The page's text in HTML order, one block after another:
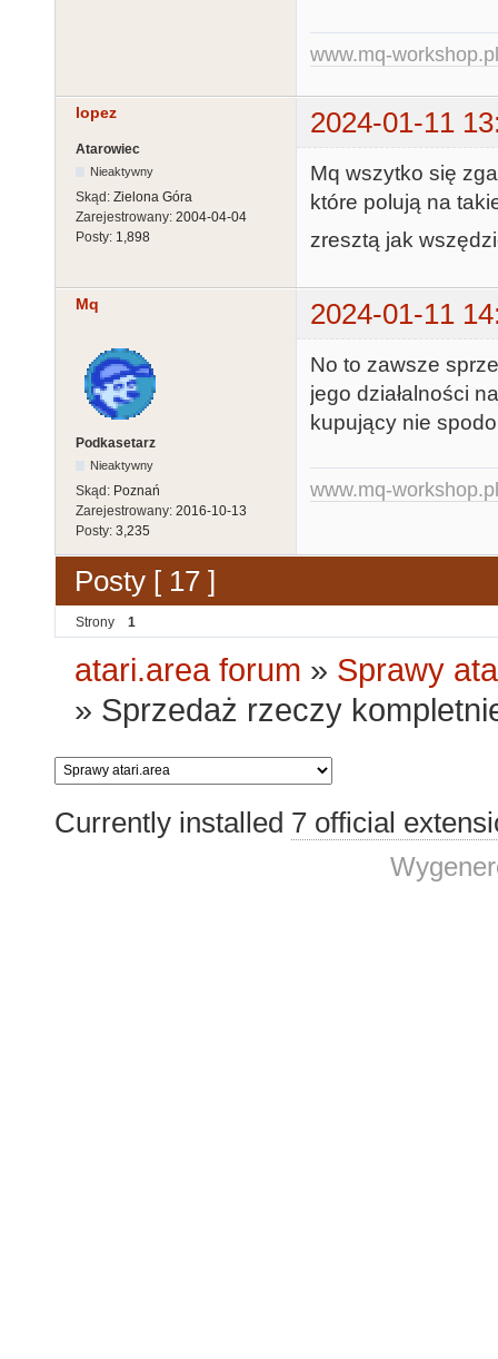
www.mq-workshop.pl
lopez 2024-01-11
Atarowiec
Nieaktywny
Skąd: Zielona Góra
Zarejestrowany: 2004-04-04
Posty: 1,898
Mq wszytko się
które polują na
zresztą jak
Mq 2024-01-11
Podkasetarz
Nieaktywny
Skąd: Poznań
Zarejestrowany: 2016-10-13
Posty: 3,235
No to zawsze
jego działalności
kupujący nie
www.mq-workshop.pl
Posty [ 17 ]
Strony 1
atari.area forum » Sprawy
» Sprzedaż rzeczy
Currently installed 7 official